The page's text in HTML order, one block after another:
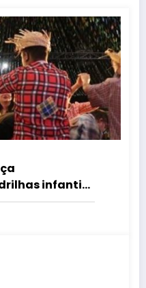
infantis